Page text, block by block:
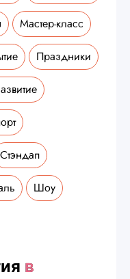
Мастер-класс
Праздники
Стэндап
Шоу
в